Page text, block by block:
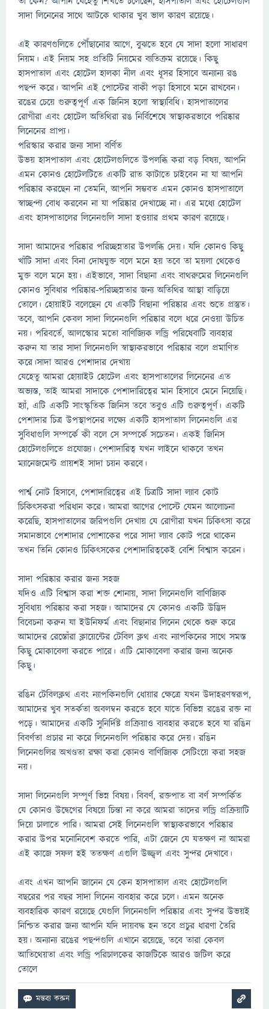
সাদা লিনেনের সাথে আটকে থাকার খুব ভাল কারণ রয়েছে।
এই কারণগুলিতে পৌঁছানোর আগে, বুঝতে হবে যে সাদা হলো সাধারণ
নিয়ম। এই নিয়ম সহ প্রতিটি নিয়মের ব্যতিক্রম রয়েছে। কিছু
হাসপাতাল এবং হোটেল হালকা নীল এবং ধূসর হিসাবে অন্যান্য রঙ
পছন্দ করে। আপনি এই পোস্টের বাকী পড়া হিসাবে মনে রাখবেন।
রঙের চেয়ে গুরুত্বপূর্ণ এক জিনিস হলো স্বাস্থ্যবিধি। হাসপাতালের
রোগীরা এবং হোটেল অতিথিরা রঙ নির্বিশেষে স্বাস্থ্যকরভাবে পরিষ্কার
লিনেনের প্রাপ্য।
পরিস্কার করার জন্য সাদা বর্ণিত
উভয় হাসপাতাল এবং হোটেলগুলিতে উপলব্ধি করা বড় বিষয়, আপনি
এমন কোনও হোটেলটিতে একটি রাত কাটাতে চাইবেন না যা আপনি
পরিষ্কার করছেন না তেমনি, আপনি সম্ভবত এমন কোনও হাসপাতালে
স্বাচ্ছন্দ্য বোধ করবেন না যা পরিষ্কার দেখাচ্ছে না। এর মধ্যে হোটেল
এবং হাসপাতালের লিনেনগুলি সাদা হওয়ার প্রথম কারণ রয়েছে।
সাদা আমাদের পরিষ্কার পরিচ্ছন্নতার উপলব্ধি দেয়। যদি কোনও কিছু
খাঁটি সাদা এবং বিনা দোষযুক্ত বলে মনে হয় তবে তা ময়লা থেকেও
মুক্ত বলে মনে হয়। এইভাবে, সাদা বিছানা এবং বাথরুমের লিনেনগুলি
কোনও সুবিধার পরিষ্কার-পরিচ্ছন্নতার জন্য অতিথির আস্থা বাড়িয়ে
তোলে। হোয়াইট বলেছেন যে একটি বিছানা পরিষ্কার এবং শুতে প্রস্তুত।
তবে, আপনি কেবল সাদা লিনেনগুলি পরিষ্কার বলে ধরে নেওয়া উচিত
নয়। পরিবর্তে, আলস্কোর মতো বাণিজ্যিক লন্ড্রি পরিষেবাটি ব্যবহার
করুন যা তার সাদা লিনেনগুলি স্বাস্থ্যকরভাবে পরিষ্কার বলে প্রমাণিত
করে।সাদা আরও পেশাদার দেখায়
যেহেতু আমরা হোয়াইট হোটেল এবং হাসপাতালের লিনেনের এত
অভ্যস্ত, তাই আমরা সাদাকে পেশাদারিত্বের মান হিসাবে মেনে নিয়েছি।
হ্যাঁ, এটি একটি সাংস্কৃতিক জিনিস তবে তবুও এটি গুরুত্বপূর্ণ। একটি
পেশাদার চিত্র উপস্থাপনের লক্ষ্যে একটি হাসপাতাল লিনেনগুলি এর
সুবিধাগুলি সম্পর্কে কী বলে সে সম্পর্কে সচেতন। একই জিনিস
হোটেলগুলিতে প্রযোজ্য। পেশাদারিত্ব যখন লাইনে থাকবে তখন
ম্যানেজমেন্ট প্রায়শই সাদা চয়ন করবে।
পার্শ্ব নোট হিসাবে, পেশাদারিত্বের এই চিত্রটি সাদা ল্যাব কোট
চিকিৎসকরা পরিধান করে। আমরা আগের পোস্টে যেমন আলোচনা
করেছি, হাসপাতালের জরিপগুলি দেখায় যে রোগীরা যখন চিকিৎসা করে
সমানভাবে পেশাদার পোশাকের পরে সাদা ল্যাব কোট পরে থাকেন
তখন তিনি কোনও চিকিত্সকের পেশাদারিত্বকেই বেশি বিশ্বাস করেন।
সাদা পরিষ্কার করার জন্য সহজ
যদিও এটি বিশ্বাস করা শক্ত শোনায়, সাদা লিনেনগুলি বাণিজ্যিক
সুবিধায় পরিষ্কার করা সহজ। আমাদের যে কোনও একটি উদ্ভিদ
বিবেচনা করুন যা ইউনিফর্ম এবং বিছানার লিনেন থেকে শুরু করে
আমাদের রেস্তোঁরা ক্লায়েন্টের টেবিল ক্লথ এবং ন্যাপকিনের সাথে সমস্ত
কিছু মোকাবেলা করতে পারে। এটি মোকাবেলা করার জন্য অনেক
কিছু।
রঙিন টেবিলক্লথ এবং ন্যাপকিনগুলি ধোয়ার ক্ষেত্রে যখন উদাহরণস্বরূপ,
আমাদের খুব সতর্কতা অবলম্বন করতে হবে যাতে বিভিন্ন রঙের রক্ত ​​না
পড়ে। আমাদের একটি সুনির্দিষ্ট প্রক্রিয়াও ব্যবহার করতে হবে যা রঙিন
বিবর্ণতা প্রচার না করে লিনেনগুলি পরিষ্কার করে দেয়। রঙিন
লিনেনগুলির অখণ্ডতা রক্ষা করা কোনও বাণিজ্যিক সেটিংয়ে করা সহজ
নয়।
সাদা লিনেনগুলি সম্পূর্ণ ভিন্ন বিষয়। বিবর্ণ, রক্তপাত বা বর্ণ সম্পর্কিত
যে কোনও উদ্বেগের বিষয়ে চিন্তা না করে আমরা তাদের লন্ড্রি প্রক্রিয়াটি
দিয়ে চালাতে পারি। আমরা সেই লিনেনগুলি স্বাস্থ্যকরভাবে পরিষ্কার
করার উপর মনোনিবেশ করতে পারি, এটা জেনে যে যতক্ষণ না আমরা
এই কাজে সফল হই ততক্ষণ এগুলি উজ্জ্বল এবং সুন্দর দেখাবে।
এবং এখন আপনি জানেন যে কেন হাসপাতাল এবং হোটেলগুলি
বছরের পর বছর সাদা লিনেন ব্যবহার করে চলে। এমন অনেক
ব্যবহারিক কারণ রয়েছে যেগুলি লিনেনগুলি পরিষ্কার এবং সুন্দর উভয়ই
নিশ্চিত করার জন্য আপনি যদি দায়বদ্ধ হন তবে প্রচুর ধারণা তৈরি
হয়। অন্যান্য রঙের পছন্দগুলি এখানে রয়েছে, তবে তারা কেবল
আতিথেয়তা এবং লন্ড্রি পরিচালকের কাজটিকে আরও জটিল করে
তোলে